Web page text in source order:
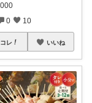
0 10
コレ いいね